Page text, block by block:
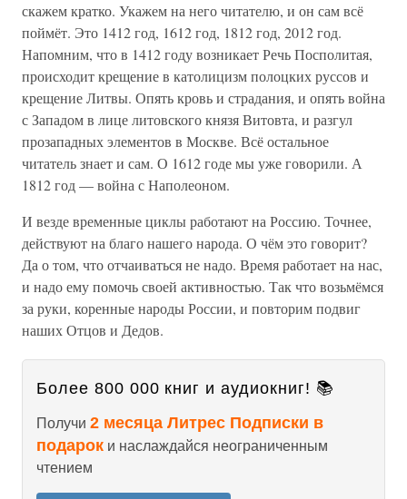
скажем кратко. Укажем на него читателю, и он сам всё
поймёт. Это 1412 год, 1612 год, 1812 год, 2012 год.
Напомним, что в 1412 году возникает Речь Посполитая,
происходит крещение в католицизм полоцких руссов и
крещение Литвы. Опять кровь и страдания, и опять война
с Западом в лице литовского князя Витовта, и разгул
прозападных элементов в Москве. Всё остальное
читатель знает и сам. О 1612 годе мы уже говорили. А
1812 год — война с Наполеоном.
И везде временные циклы работают на Россию. Точнее,
действуют на благо нашего народа. О чём это говорит?
Да о том, что отчаиваться не надо. Время работает на нас,
и надо ему помочь своей активностью. Так что возьмёмся
за руки, коренные народы России, и повторим подвиг
наших Отцов и Дедов.
Более 800 000 книг и аудиокниг! 📚
Получи 2 месяца Литрес Подписки в
подарок и наслаждайся неограниченным
чтением